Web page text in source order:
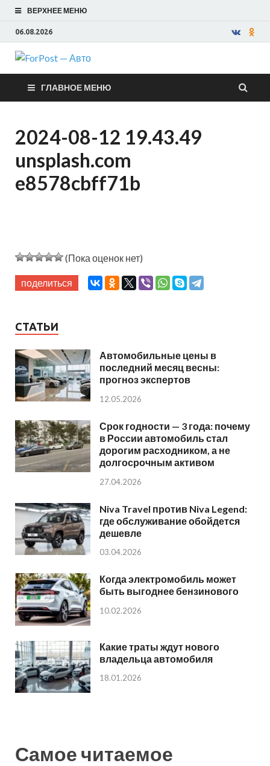
ВЕРХНЕЕ МЕНЮ
06.08.2026
ForPost —
Авто
ГЛАВНОЕ МЕНЮ
2024-08-12 19.43.49
unsplash.com
e8578cbff71b
(Пока оценок нет)
поделиться
СТАТЬИ
Автомобильные цены в
последний месяц весны:
прогноз экспертов
12.05.2026
Срок годности — 3 года: почему
в России автомобиль стал
дорогим расходником, а не
долгосрочным активом
27.04.2026
Niva Travel против Niva Legend:
где обслуживание обойдется
дешевле
03.04.2026
Когда электромобиль может
быть выгоднее бензинового
10.02.2026
Какие траты ждут нового
владельца автомобиля
18.01.2026
Самое читаемое